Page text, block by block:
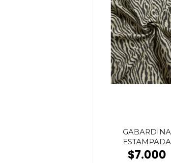
GABARDINA
ESTAMPADA
$7.000